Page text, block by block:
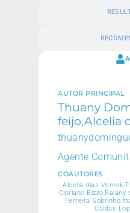
AUTOR PRINCIPAL
Thuany
feijo,Alcelia
Agente
COAUTORES
Alcelia dias
Cipriano
Ferreira
Caldas